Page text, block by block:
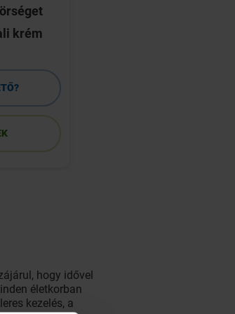
krém
hogy idővel
életkorban
kezelés, a